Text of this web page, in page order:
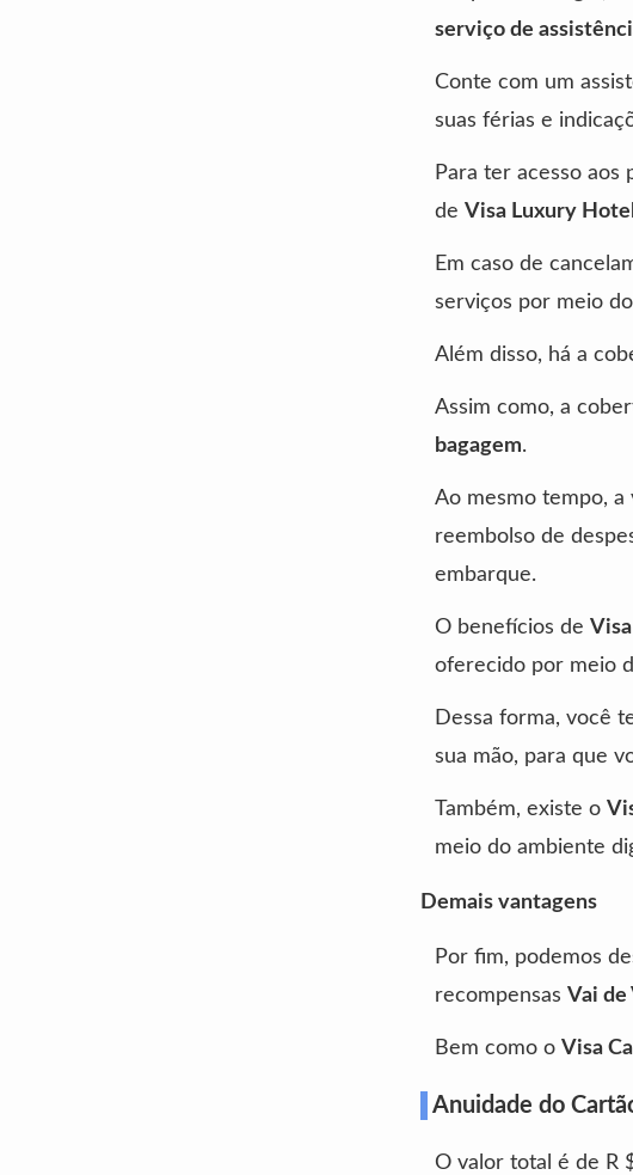
serviço de
Conte com um
suas férias e
Para ter acesso
de Visa Luxury
Em caso de
serviços por meio do
Além disso, há a
Assim como, a
bagagem.
Ao mesmo tempo, a
reembolso de
embarque.
O benefícios de
oferecido por meio
Dessa forma, você
sua mão, para que
Também, existe o
meio do ambiente
Demais vantagens
Por fim, podemos
recompensas Vai de
Bem como o Visa
Anuidade do
O valor total é de R